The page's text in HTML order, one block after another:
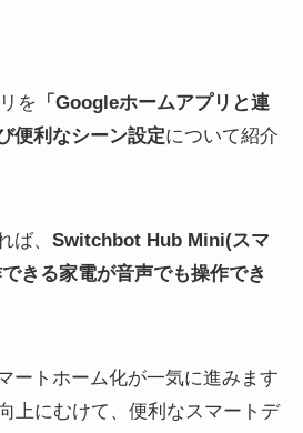
を 「Googleホームアプリと連
便利なシーン設定について紹介
ば、 Switchbot Hub Mini(スマ
きる家電が音声でも操作でき
ートホーム化が一気に進みます
上にむけて、便利なスマートデ